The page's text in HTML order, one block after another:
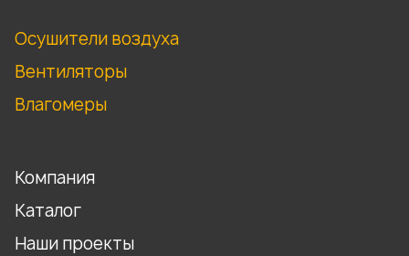
Осушители воздуха
Вентиляторы
Влагомеры
Компания
Каталог
Наши проекты